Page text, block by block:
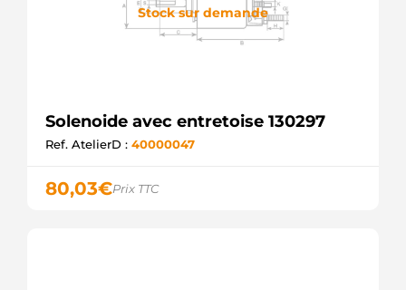
Stock sur demande
Solenoide avec entretoise 130297
Ref. AtelierD : 40000047
80,03€Prix TTC